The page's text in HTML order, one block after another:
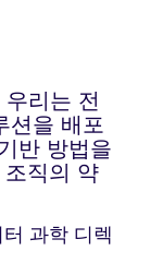
리는 전
션을 배포
반 방법을
직의 약
터 과학 디렉